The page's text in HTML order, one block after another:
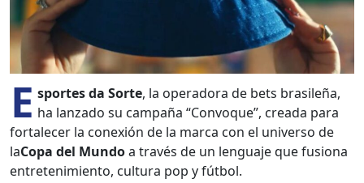
E sportes da Sorte, la oper­ado­ra de bets brasileña,
ha lan­za­do su cam­paña “Con­voque”, crea­da para
for­t­ale­cer la conex­ión de la mar­ca con el uni­ver­so de
laCopa del Mun­doa través de un lengua­je que fusiona
entreten­imien­to, cul­tura pop y fút­bol.